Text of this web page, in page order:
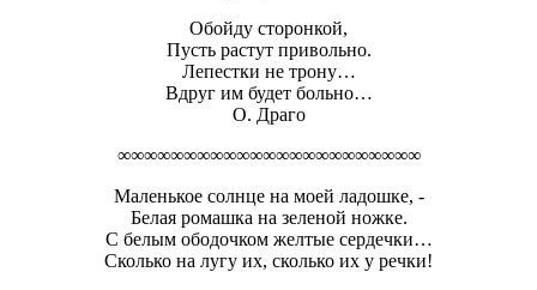
Обойду сторонкой,
Пусть растут привольно.
Лепестки не трону…
Вдруг им будет больно…
О. Драго
∞∞∞∞∞∞∞∞∞∞∞∞∞∞∞∞∞∞∞∞∞∞∞
Маленькое солнце на моей ладошке, -
Белая ромашка на зеленой ножке.
С белым ободочком желтые сердечки…
Сколько на лугу их, сколько их у речки!